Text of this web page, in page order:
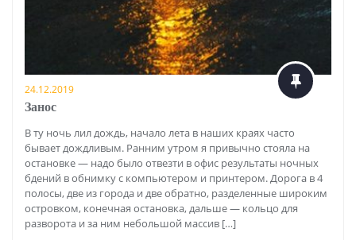
24.12.2019
Занос
В ту ночь лил дождь, начало лета в наших краях часто
бывает дождливым. Ранним утром я привычно стояла на
остановке — надо было отвезти в офис результаты ночных
бдений в обнимку с компьютером и принтером. Дорога в 4
полосы, две из города и две обратно, разделенные широким
островком, конечная остановка, дальше — кольцо для
разворота и за ним небольшой массив […]